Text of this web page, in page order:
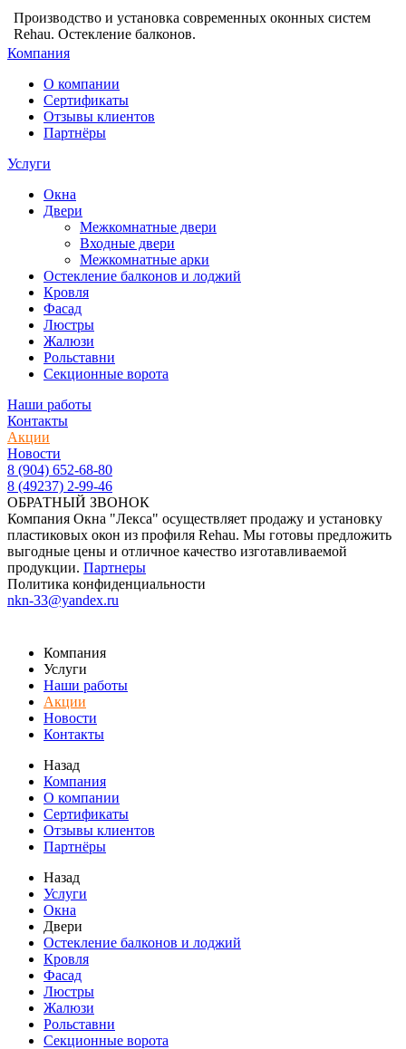
Производство и установка современных оконных систем
Rehau. Остекление балконов.
Компания
О компании
Сертификаты
Отзывы клиентов
Партнёры
Услуги
Окна
Двери
Межкомнатные двери
Входные двери
Межкомнатные арки
Остекление балконов и лоджий
Кровля
Фасад
Люстры
Жалюзи
Рольставни
Секционные ворота
Наши работы
Контакты
Акции
Новости
8 (904) 652-68-80
8 (49237) 2-99-46
ОБРАТНЫЙ ЗВОНОК
Компания Окна "Лекса" осуществляет продажу и установку
пластиковых окон из профиля Rehau. Мы готовы предложить
выгодные цены и отличное качество изготавливаемой
продукции. Партнеры
Политика конфиденциальности
nkn-33@yandex.ru
Компания
Услуги
Наши работы
Акции
Новости
Контакты
Назад
Компания
О компании
Сертификаты
Отзывы клиентов
Партнёры
Назад
Услуги
Окна
Двери
Остекление балконов и лоджий
Кровля
Фасад
Люстры
Жалюзи
Рольставни
Секционные ворота